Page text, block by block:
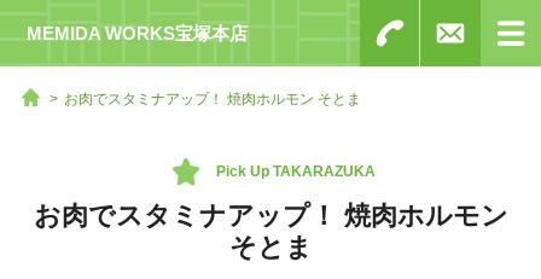
MEMIDA WORKS宝塚本店
お肉でスタミナアップ！ 焼肉ホルモン そとま
Pick Up TAKARAZUKA
お肉でスタミナアップ！ 焼肉ホルモン
そとま